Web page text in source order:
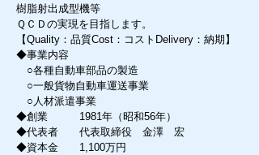
樹脂射出成型機等
ＱＣＤの実現を目指します。
​【Quality：品質Cost：コスト Delivery：納期】
◆事業内容
○各種自動車部品の製造
○一般貨物自動車運送事業
○人材派遣事業
◆創業 1981年（昭和56年）
◆代表者 代表取締役 金澤 宏
◆資本金 1,100万円